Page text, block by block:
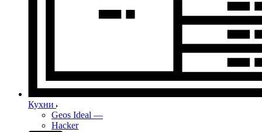
Кухни
Geos Ideal —
Hacker